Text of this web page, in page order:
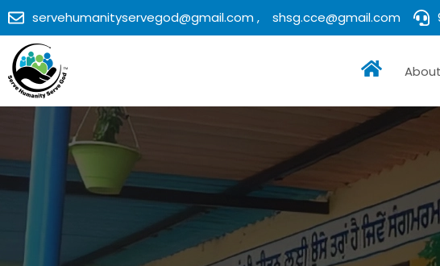
servehumanityservegod@gmail.com , shsg.cce@gmail.com
About